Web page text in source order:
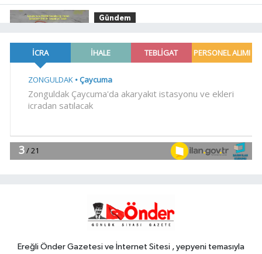
Gündem
operasyonda 253 kilo esrar ele
geçirildi
18:06İzmir Karabağlar Meclisi'nde
17:51
için kura çekimi gerçekleştirildi
Ereğli Önder Gazetesi ve İnternet Sitesi , yepyeni temasıyla